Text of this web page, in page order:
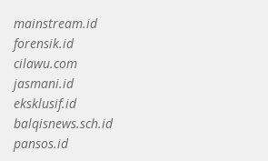
mainstream.id
forensik.id
cilawu.com
jasmani.id
eksklusif.id
balqisnews.sch.id
pansos.id